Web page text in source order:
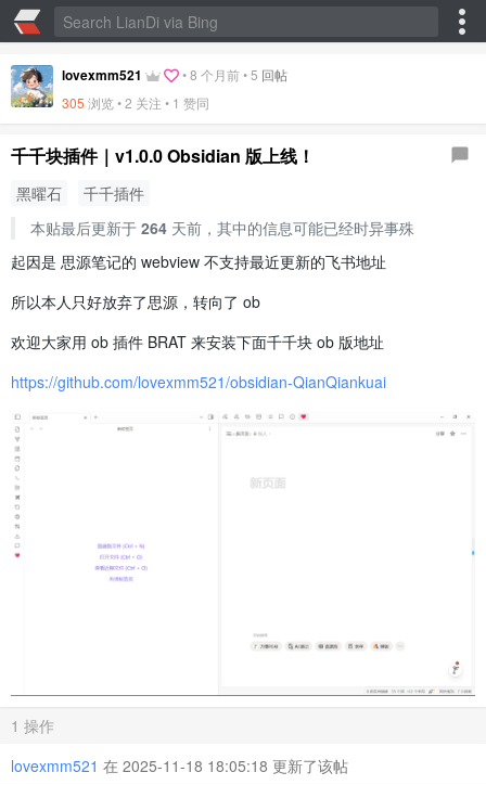
lovexmm521 •8 个月前•5 回帖
305 浏览 • 2 关注 • 1 赞同
千千块插件｜v1.0.0 Obsidian 版上线！
黑曜石
千千插件
本贴最后更新于 264天前，其中的信息可能已经时异事殊
起因是 思源笔记的 webview 不支持最近更新的飞书地址
所以本人只好放弃了思源，转向了 ob
欢迎大家用 ob 插件 BRAT 来安装下面千千块 ob 版地址
https://github.com/lovexmm521/obsidian-QianQiankuai
1 操作
lovexmm521 在 2025-11-18 18:05:18 更新了该帖